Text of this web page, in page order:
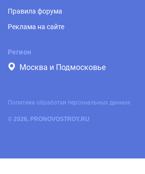
Правила форума
Реклама на сайте
Регион
Москва и Подмосковье
© 2026, PRONOVOSTROY.RU
Политика обработки персональных данных